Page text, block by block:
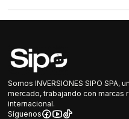
Somos INVERSIONES SIPO SPA,
mercado, trabajando con marcas
internacional.
Síguenos